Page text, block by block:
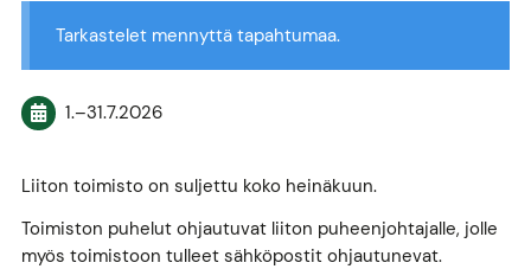
Tarkastelet mennyttä tapahtumaa.
1.–31.7.2026
Liiton toimisto on suljettu koko heinäkuun.
Toimiston puhelut ohjautuvat liiton puheenjohtajalle, jolle
myös toimistoon tulleet sähköpostit ohjautunevat.